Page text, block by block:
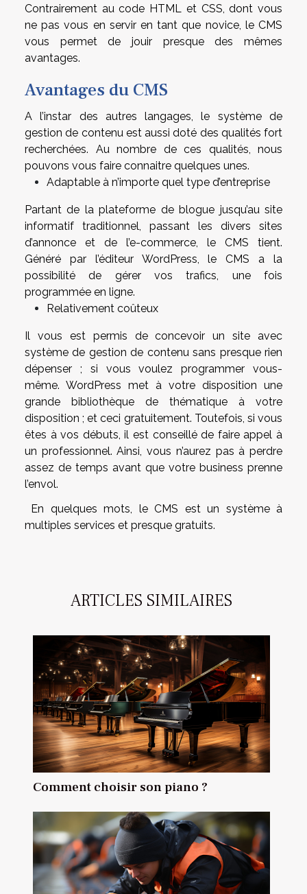
Contrairement au code HTML et CSS, dont vous
ne pas vous en servir en tant que novice, le CMS
vous permet de jouir presque des mêmes
avantages.
Avantages du CMS
A l’instar des autres langages, le système de
gestion de contenu est aussi doté des qualités fort
recherchées. Au nombre de ces qualités, nous
pouvons vous faire connaitre quelques unes.
Adaptable à n’importe quel type d’entreprise
Partant de la plateforme de blogue jusqu’au site
informatif traditionnel, passant les divers sites
d’annonce et de l’e-commerce, le CMS tient.
Généré par l’éditeur WordPress, le CMS a la
possibilité de gérer vos trafics, une fois
programmée en ligne.
Relativement coûteux
Il vous est permis de concevoir un site avec
système de gestion de contenu sans presque rien
dépenser ; si vous voulez programmer vous-
même. WordPress met à votre disposition une
grande bibliothèque de thématique à votre
disposition ; et ceci gratuitement. Toutefois, si vous
êtes à vos débuts, il est conseillé de faire appel à
un professionnel. Ainsi, vous n’aurez pas à perdre
assez de temps avant que votre business prenne
l’envol.
En quelques mots, le CMS est un système à
multiples services et presque gratuits.
ARTICLES SIMILAIRES
Comment choisir son piano ?